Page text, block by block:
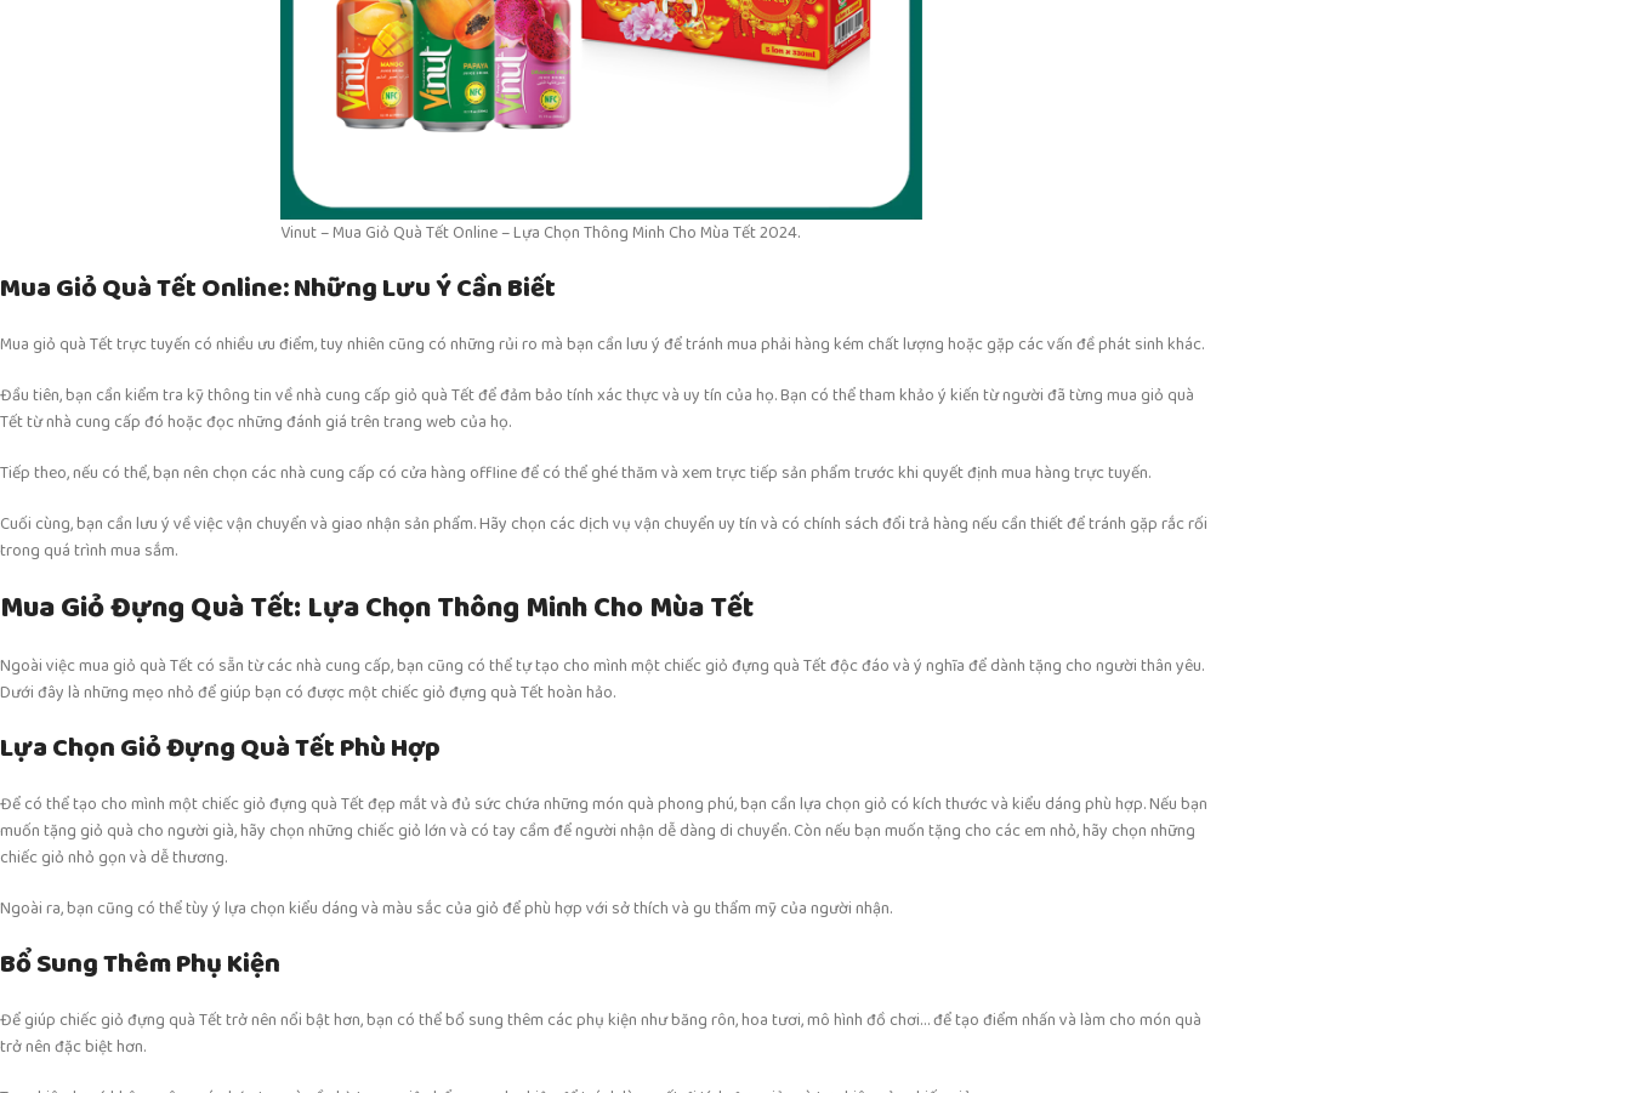
Vinut – Mua Giỏ Quà Tết Online – Lựa Chọn Thông Minh Cho Mùa Tết 2024.
Mua Giỏ Quà Tết Online: Những Lưu Ý Cần Biết
Mua giỏ quà Tết trực tuyến có nhiều ưu điểm, tuy nhiên cũng có những rủi ro mà bạn cần lưu ý để tránh mua phải hàng kém chất lượng hoặc gặp các vấn đề phát sinh khác.
Đầu tiên, bạn cần kiểm tra kỹ thông tin về nhà cung cấp giỏ quà Tết để đảm bảo tính xác thực và uy tín của họ. Bạn có thể tham khảo ý kiến từ người đã từng mua giỏ quà
Tết từ nhà cung cấp đó hoặc đọc những đánh giá trên trang web của họ.
Tiếp theo, nếu có thể, bạn nên chọn các nhà cung cấp có cửa hàng offline để có thể ghé thăm và xem trực tiếp sản phẩm trước khi quyết định mua hàng trực tuyến.
Cuối cùng, bạn cần lưu ý về việc vận chuyển và giao nhận sản phẩm. Hãy chọn các dịch vụ vận chuyển uy tín và có chính sách đổi trả hàng nếu cần thiết để tránh gặp rắc rối
trong quá trình mua sắm.
Mua Giỏ Đựng Quà Tết: Lựa Chọn Thông Minh Cho Mùa Tết
Ngoài việc mua giỏ quà Tết có sẵn từ các nhà cung cấp, bạn cũng có thể tự tạo cho mình một chiếc giỏ đựng quà Tết độc đáo và ý nghĩa để dành tặng cho người thân yêu.
Dưới đây là những mẹo nhỏ để giúp bạn có được một chiếc giỏ đựng quà Tết hoàn hảo.
Lựa Chọn Giỏ Đựng Quà Tết Phù Hợp
Để có thể tạo cho mình một chiếc giỏ đựng quà Tết đẹp mắt và đủ sức chứa những món quà phong phú, bạn cần lựa chọn giỏ có kích thước và kiểu dáng phù hợp. Nếu bạn
muốn tặng giỏ quà cho người già, hãy chọn những chiếc giỏ lớn và có tay cầm để người nhận dễ dàng di chuyển. Còn nếu bạn muốn tặng cho các em nhỏ, hãy chọn những
chiếc giỏ nhỏ gọn và dễ thương.
Ngoài ra, bạn cũng có thể tùy ý lựa chọn kiểu dáng và màu sắc của giỏ để phù hợp với sở thích và gu thẩm mỹ của người nhận.
Bổ Sung Thêm Phụ Kiện
Để giúp chiếc giỏ đựng quà Tết trở nên nổi bật hơn, bạn có thể bổ sung thêm các phụ kiện như băng rôn, hoa tươi, mô hình đồ chơi… để tạo điểm nhấn và làm cho món quà
trở nên đặc biệt hơn.